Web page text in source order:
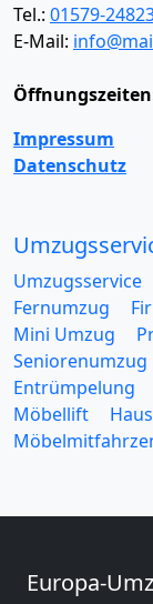
Tel.: 01579-
E-Mail:
Impressum
Datenschutz
Umzugsservice
Fernumzug
Mini Umzug
Seniorenumzug
Entrümpelung
Möbellift
Europa-